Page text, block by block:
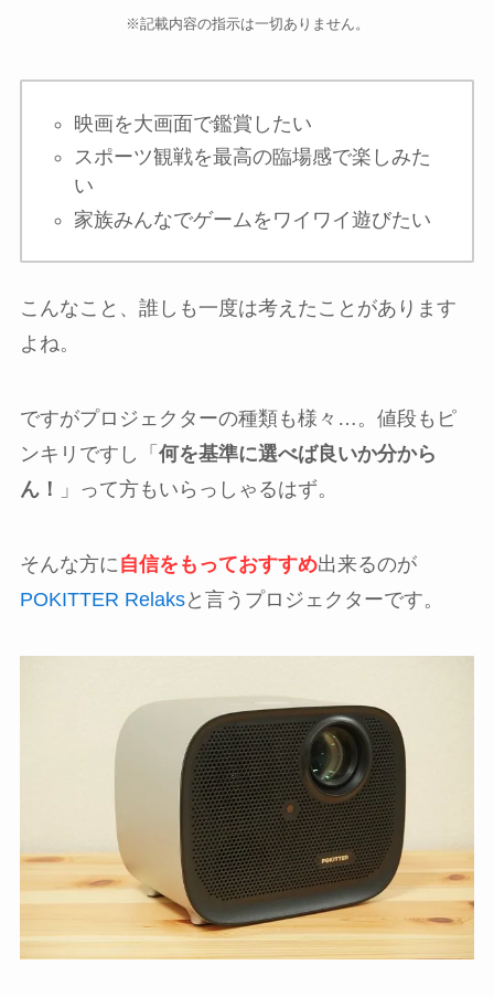
※記載内容の指示は一切ありません。
映画を大画面で鑑賞したい
スポーツ観戦を最高の臨場感で楽しみた
い
家族みんなでゲームをワイワイ遊びたい
こんなこと、誰しも一度は考えたことがあります
よね。
ですがプロジェクターの種類も様々…。値段もピ
ンキリですし「 何を基準に選べば良いか分から
ん！
」って方もいらっしゃるはず。
そんな方に 自信をもっておすすめ出来るのが
POKITTER Relaksと言うプロジェクターです。